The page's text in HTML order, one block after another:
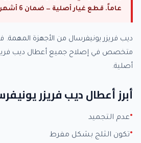
عاماً. قطع غيار أصلية — ضمان 6 أشهر.
ديب فريزر يونيفرسال من الأجهزة
متخصص في إصلاح جميع أعطال ديب
أصلية.
أبرز أعطال ديب فريزر
عدم التجميد
تكون الثلج بشكل مفرط